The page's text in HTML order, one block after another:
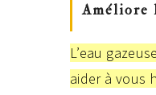
Améliore
L’eau
aider à vous